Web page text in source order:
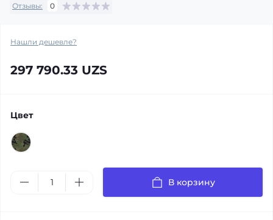
Отзывы: 0
Нашли дешевле?
297 790.33 UZS
Цвет
В корзину